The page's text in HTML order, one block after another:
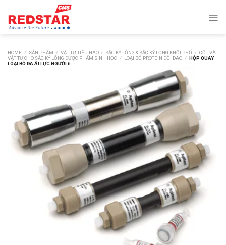
content
HOME / SẢN PHẨM / VẬT TƯ TIÊU HAO / SẮC KÝ LỎNG & SẮC KÝ LỎNG KHỐI PHỔ / CỘT VÀ
VẬT TƯ CHO SẮC KÝ LỎNG DƯỢC PHẨM SINH HỌC / LOẠI BỎ PROTEIN DỒI DÀO / HỘP QUAY
LOẠI BỎ ĐA ÁI LỰC NGƯỜI 6